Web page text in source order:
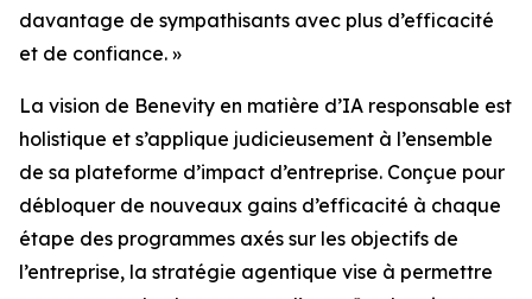
davantage de sympathisants avec plus d’efficacité
et de confiance. »
La vision de Benevity en matière d’IA responsable est
holistique et s’applique judicieusement à l’ensemble
de sa plateforme d’impact d’entreprise. Conçue pour
débloquer de nouveaux gains d’efficacité à chaque
étape des programmes axés sur les objectifs de
l’entreprise, la stratégie agentique vise à permettre